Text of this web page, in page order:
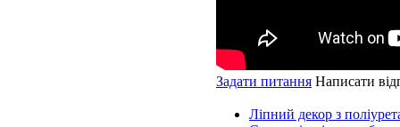
Задати питання Написати
Ліпний декор з